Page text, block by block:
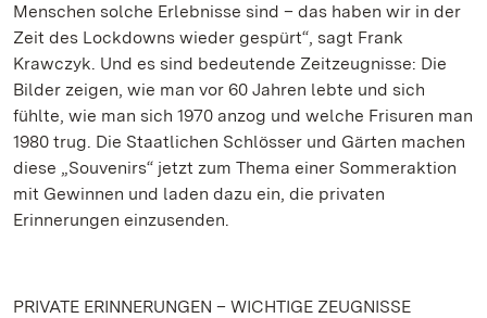
Menschen solche Erlebnisse sind – das haben wir in der
Zeit des Lockdowns wieder gespürt“, sagt Frank
Krawczyk. Und es sind bedeutende Zeitzeugnisse: Die
Bilder zeigen, wie man vor 60 Jahren lebte und sich
fühlte, wie man sich 1970 anzog und welche Frisuren man
1980 trug. Die Staatlichen Schlösser und Gärten machen
diese „Souvenirs“ jetzt zum Thema einer Sommeraktion
mit Gewinnen und laden dazu ein, die privaten
Erinnerungen einzusenden.
PRIVATE ERINNERUNGEN – WICHTIGE ZEUGNISSE